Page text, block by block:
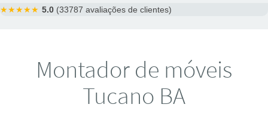
★★★★★ 5.0 (33787 avaliações de clientes)
Montador de móveis
Tucano BA